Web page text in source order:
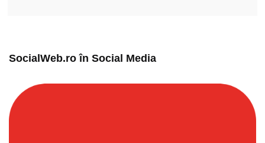
SocialWeb.ro în Social Media​